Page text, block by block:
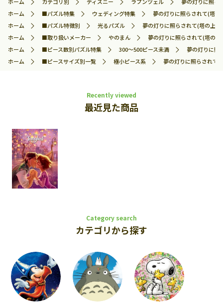
ホーム カテゴリ別 ディズニー ラプンツェル
夢の灯りに照
ホーム
■パズル特集 ウェディング特集
夢の灯りに照らされて(塔
ホーム
■パズル特徴別 光るパズル
夢の灯りに照らされて(塔の
ホーム
■取り扱いメーカー やのまん
夢の灯りに照らされて(塔の
ホーム
■ピース数別パズル特集 300～500ピース未満
夢の灯りに
ホーム
■ピースサイズ別一覧 極小ピース系 夢の灯りに照らされ
Recently viewed
最近見た商品
Category search
カテゴリから探す